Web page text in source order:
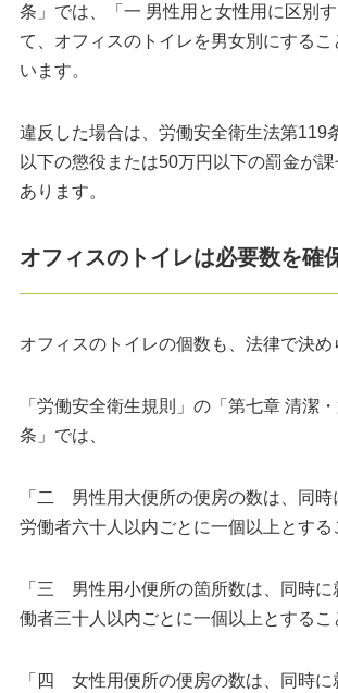
条」では、「一 男性用と女性用に区別
て、オフィスのトイレを男女別にするこ
います。
違反した場合は、労働安全衛生法第119
以下の懲役または50万円以下の罰金が
あります。
オフィスのトイレは必要数を確
オフィスのトイレの個数も、法律で決め
「労働安全衛生規則」の「第七章 清潔
条」では、
「二 男性用大便所の便房の数は、同時
労働者六十人以内ごとに一個以上とする
「三 男性用小便所の箇所数は、同時に
働者三十人以内ごとに一個以上とするこ
「四 女性用便所の便房の数は、同時に